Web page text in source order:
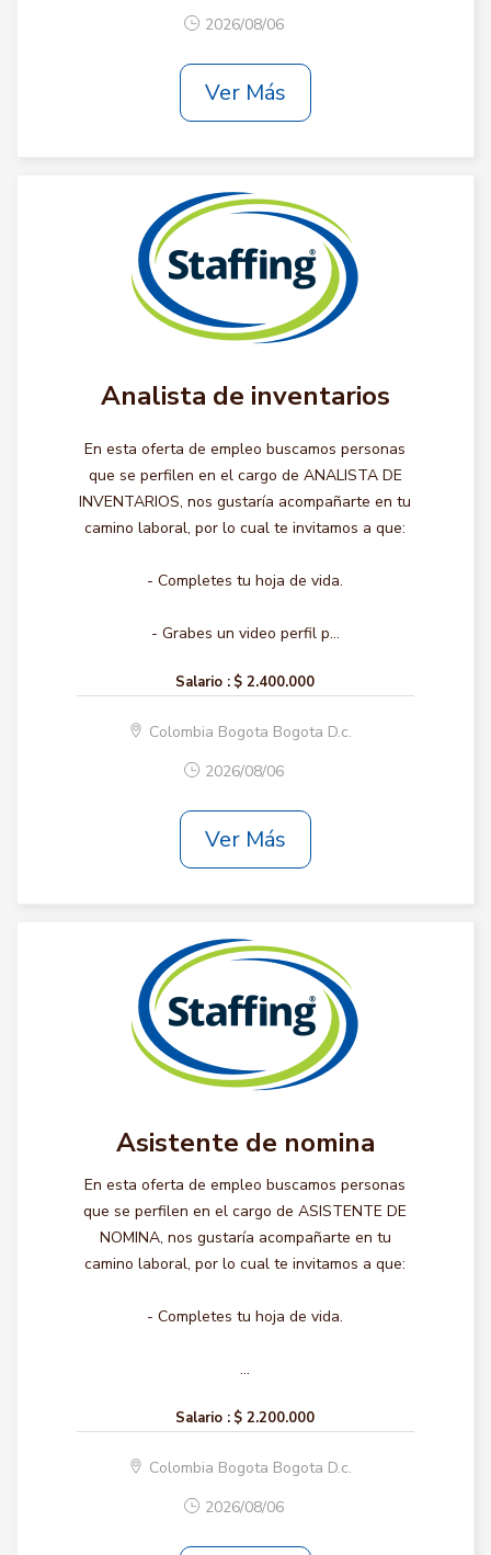
2026/08/06
Ver Más
Analista de inventarios
En esta oferta de empleo buscamos personas
que se perfilen en el cargo de ANALISTA DE
INVENTARIOS, nos gustaría acompañarte en tu
camino laboral, por lo cual te invitamos a que:
- Completes tu hoja de vida.
- Grabes un video perfil p...
Salario : $ 2.400.000
Colombia Bogota Bogota D.c.
2026/08/06
Ver Más
Asistente de nomina
En esta oferta de empleo buscamos personas
que se perfilen en el cargo de ASISTENTE DE
NOMINA, nos gustaría acompañarte en tu
camino laboral, por lo cual te invitamos a que:
- Completes tu hoja de vida.
...
Salario : $ 2.200.000
Colombia Bogota Bogota D.c.
2026/08/06